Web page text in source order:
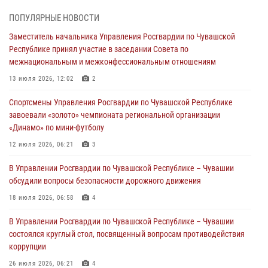
1 августа – День дежурной службы войск национальной гвардии
Директор Росгвардии Герой России генерал армии Виктор Золотов
поздравил специалистов подразделений тыла с профессиональным
01 августа 2026, 00:01
В Чебоксарах при участии спецназа Росгвардии изъята крупная
партия немаркированной никотиносодержащей продукции (видео)
Сотрудник вневедомственной охраны Росгвардии рассказал
корреспонденту Издательского дома «Хыпар» о службе в ВДВ
ПОПУЛЯРНЫЕ НОВОСТИ
Заместитель начальника Управления Росгвардии по Чувашской
Республике принял участие в заседании Совета по
межнациональным и межконфессиональным отношениям
13 июля 2026, 12:02 2
Спортсмены Управления Росгвардии по Чувашской Республике
завоевали «золото» чемпионата региональной организации
«Динамо» по мини-футболу
12 июля 2026, 06:21 3
В Управлении Росгвардии по Чувашской Республике – Чувашии
обсудили вопросы безопасности дорожного движения
18 июля 2026, 06:58 4
В Управлении Росгвардии по Чувашской Республике – Чувашии
состоялся круглый стол, посвященный вопросам противодействия
коррупции
26 июля 2026, 06:21 4